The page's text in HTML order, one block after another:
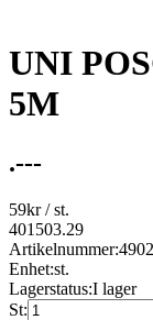
UNI
5M
.---
59kr/ st.
401503.29
Artikelnummer:
Enhet:st.
Lagerstatus:I lager
St: